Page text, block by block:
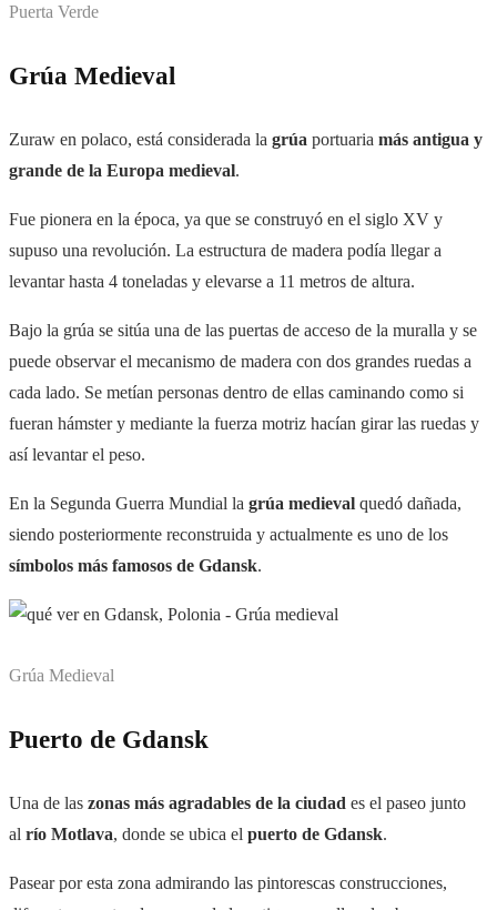
Puerta Verde
Grúa Medieval
Zuraw en polaco, está considerada la grúa portuaria más antigua y
grande de la Europa medieval.
Fue pionera en la época, ya que se construyó en el siglo XV y
supuso una revolución. La estructura de madera podía llegar a
levantar hasta 4 toneladas y elevarse a 11 metros de altura.
Bajo la grúa se sitúa una de las puertas de acceso de la muralla y se
puede observar el mecanismo de madera con dos grandes ruedas a
cada lado. Se metían personas dentro de ellas caminando como si
fueran hámster y mediante la fuerza motriz hacían girar las ruedas y
así levantar el peso.
En la Segunda Guerra Mundial la grúa medieval quedó dañada,
siendo posteriormente reconstruida y actualmente es uno de los
símbolos más famosos de Gdansk.
Grúa Medieval
Puerto de Gdansk
Una de las zonas más agradables de la ciudad es el paseo junto
al río Motlava, donde se ubica el puerto de Gdansk.
Pasear por esta zona admirando las pintorescas construcciones,